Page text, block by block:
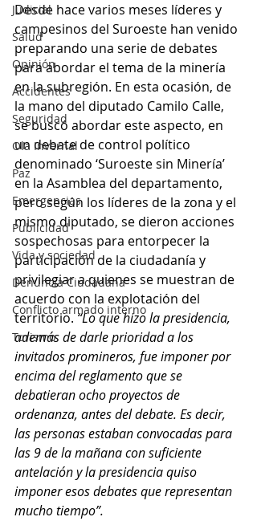
Judicial
Salud
Opinión
Accidentes
Seguridad
Ola Invernal
Paz
Emergencias
Publicidad
Vida y sociedad
Denuncia Ciudadana
Conflicto armado interno
Turismo
Desde hace varios meses líderes y
campesinos del Suroeste han venido
preparando una serie de debates
para abordar el tema de la minería
en la subregión. En esta ocasión, de
la mano del diputado Camilo Calle,
se buscó abordar este aspecto, en
un debate de control político
denominado ‘Suroeste sin Minería’
en la Asamblea del departamento,
pero según los líderes de la zona y el
mismo diputado, se dieron acciones
sospechosas para entorpecer la
participación de la ciudadanía y
privilegiar a quienes se muestran de
acuerdo con la explotación del
territorio. “Lo que hizo la presidencia,
además de darle prioridad a los
invitados promineros, fue imponer por
encima del reglamento que se
debatieran ocho proyectos de
ordenanza, antes del debate. Es decir,
las personas estaban convocadas para
las 9 de la mañana con suficiente
antelación y la presidencia quiso
imponer esos debates que representan
mucho tiempo”.